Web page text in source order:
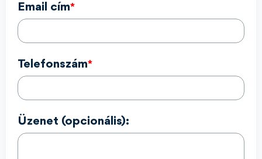
Email cím*
Telefonszám*
Üzenet (opcionális):